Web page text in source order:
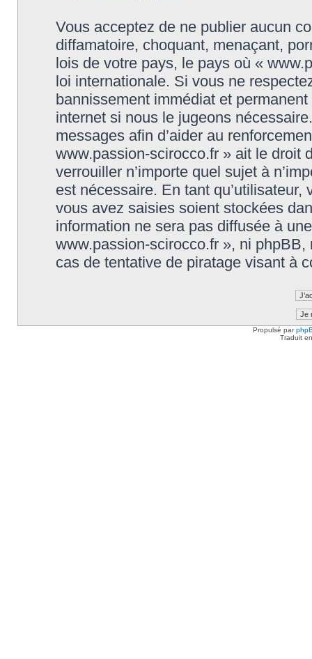
Vous acceptez de ne publier aucun
diffamatoire, choquant, menaçant,
lois de votre pays, le pays où «
loi internationale. Si vous ne
bannissement immédiat et
internet si nous le jugeons
messages afin d’aider au
www.passion-scirocco.fr » ait le droit
verrouiller n’importe quel sujet à
est nécessaire. En tant
vous avez saisies soient stockées
information ne sera pas diffusée à
www.passion-scirocco.fr », ni
cas de tentative de piratage visant à
Propulsé par
Traduit